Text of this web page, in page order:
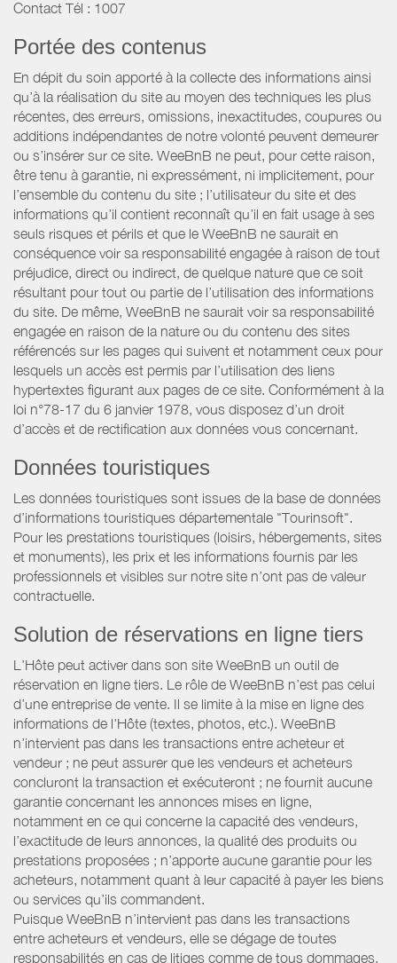
Contact Tél : 1007
Portée des contenus
En dépit du soin apporté à la collecte des informations ainsi
qu’à la réalisation du site au moyen des techniques les plus
récentes, des erreurs, omissions, inexactitudes, coupures ou
additions indépendantes de notre volonté peuvent demeurer
ou s’insérer sur ce site. WeeBnB ne peut, pour cette raison,
être tenu à garantie, ni expressément, ni implicitement, pour
l’ensemble du contenu du site ; l’utilisateur du site et des
informations qu’il contient reconnaît qu’il en fait usage à ses
seuls risques et périls et que le WeeBnB ne saurait en
conséquence voir sa responsabilité engagée à raison de tout
préjudice, direct ou indirect, de quelque nature que ce soit
résultant pour tout ou partie de l’utilisation des informations
du site. De même, WeeBnB ne saurait voir sa responsabilité
engagée en raison de la nature ou du contenu des sites
référencés sur les pages qui suivent et notamment ceux pour
lesquels un accès est permis par l’utilisation des liens
hypertextes figurant aux pages de ce site. Conformément à la
loi n°78-17 du 6 janvier 1978, vous disposez d’un droit
d’accès et de rectification aux données vous concernant.
Données touristiques
Les données touristiques sont issues de la base de données
d’informations touristiques départementale "Tourinsoft".
Pour les prestations touristiques (loisirs, hébergements, sites
et monuments), les prix et les informations fournis par les
professionnels et visibles sur notre site n’ont pas de valeur
contractuelle.
Solution de réservations en ligne tiers
L’Hôte peut activer dans son site WeeBnB un outil de
réservation en ligne tiers. Le rôle de WeeBnB n’est pas celui
d’une entreprise de vente. Il se limite à la mise en ligne des
informations de l'Hôte (textes, photos, etc.). WeeBnB
n’intervient pas dans les transactions entre acheteur et
vendeur ; ne peut assurer que les vendeurs et acheteurs
concluront la transaction et exécuteront ; ne fournit aucune
garantie concernant les annonces mises en ligne,
notamment en ce qui concerne la capacité des vendeurs,
l’exactitude de leurs annonces, la qualité des produits ou
prestations proposées ; n’apporte aucune garantie pour les
acheteurs, notamment quant à leur capacité à payer les biens
ou services qu’ils commandent.
Puisque WeeBnB n’intervient pas dans les transactions
entre acheteurs et vendeurs, elle se dégage de toutes
responsabilités en cas de litiges comme de tous dommages,